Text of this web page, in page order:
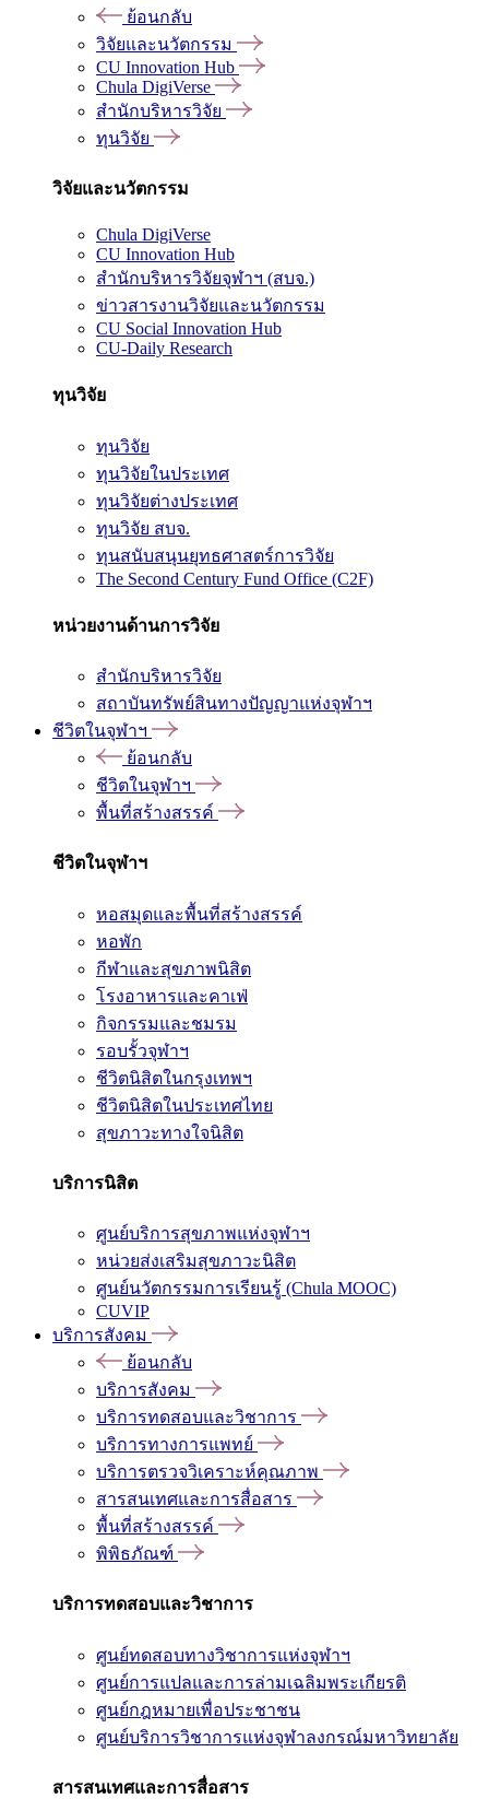
ย้อนกลับ
วิจัยและนวัตกรรม
CU Innovation Hub
Chula DigiVerse
สำนักบริหารวิจัย
ทุนวิจัย
วิจัยและนวัตกรรม
Chula DigiVerse
CU Innovation Hub
สำนักบริหารวิจัยจุฬาฯ (สบจ.)
ข่าวสารงานวิจัยและนวัตกรรม
CU Social Innovation Hub
CU-Daily Research
ทุนวิจัย
ทุนวิจัย
ทุนวิจัยในประเทศ
ทุนวิจัยต่างประเทศ
ทุนวิจัย สบจ.
ทุนสนับสนุนยุทธศาสตร์การวิจัย
The Second Century Fund Office (C2F)
หน่วยงานด้านการวิจัย
สำนักบริหารวิจัย
สถาบันทรัพย์สินทางปัญญาแห่งจุฬาฯ
ชีวิตในจุฬาฯ
ย้อนกลับ
ชีวิตในจุฬาฯ
พื้นที่สร้างสรรค์
ชีวิตในจุฬาฯ
หอสมุดและพื้นที่สร้างสรรค์
หอพัก
กีฬาและสุขภาพนิสิต
โรงอาหารและคาเฟ่
กิจกรรมและชมรม
รอบรั้วจุฬาฯ
ชีวิตนิสิตในกรุงเทพฯ
ชีวิตนิสิตในประเทศไทย
สุขภาวะทางใจนิสิต
บริการนิสิต
ศูนย์บริการสุขภาพแห่งจุฬาฯ
หน่วยส่งเสริมสุขภาวะนิสิต
ศูนย์นวัตกรรมการเรียนรู้ (Chula MOOC)
CUVIP
บริการสังคม
ย้อนกลับ
บริการสังคม
บริการทดสอบและวิชาการ
บริการทางการแพทย์
บริการตรวจวิเคราะห์คุณภาพ
สารสนเทศและการสื่อสาร
พื้นที่สร้างสรรค์
พิพิธภัณฑ์
บริการทดสอบและวิชาการ
ศูนย์ทดสอบทางวิชาการแห่งจุฬาฯ
ศูนย์การแปลและการล่ามเฉลิมพระเกียรติ
ศูนย์กฎหมายเพื่อประชาชน
ศูนย์บริการวิชาการแห่งจุฬาลงกรณ์มหาวิทยาลัย
สารสนเทศและการสื่อสาร